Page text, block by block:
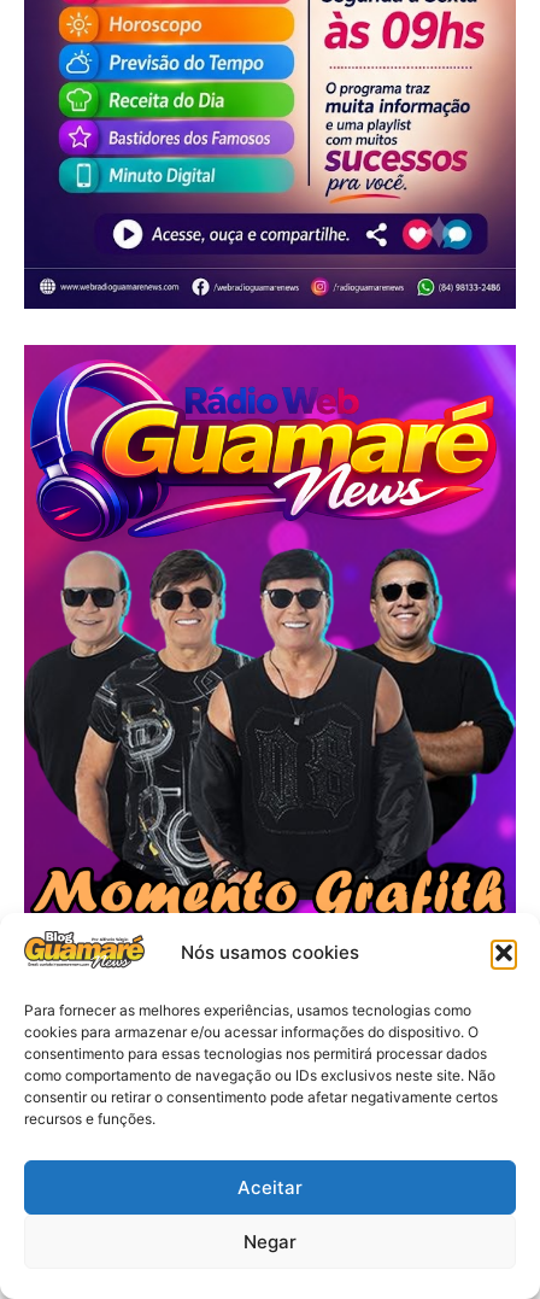
Nós usamos cookies
Para fornecer as melhores experiências, usamos tecnologias como
cookies para armazenar e/ou acessar informações do dispositivo. O
consentimento para essas tecnologias nos permitirá processar dados
como comportamento de navegação ou IDs exclusivos neste site. Não
consentir ou retirar o consentimento pode afetar negativamente certos
recursos e funções.
Aceitar
Negar